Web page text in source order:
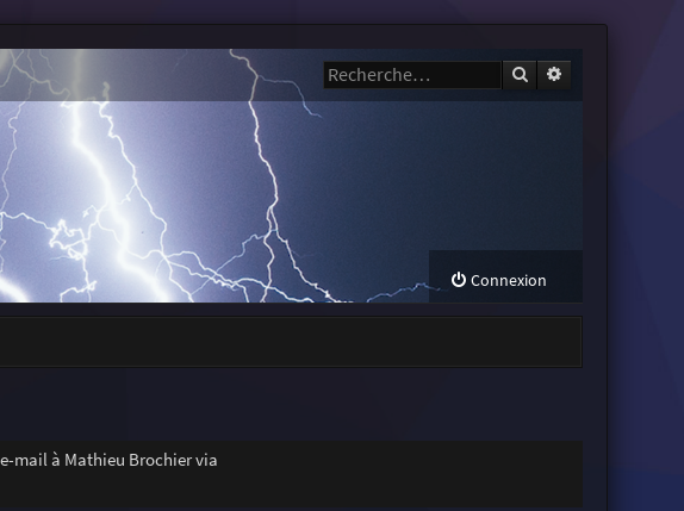
Rechercher
Connexion
mail à Mathieu Brochier via